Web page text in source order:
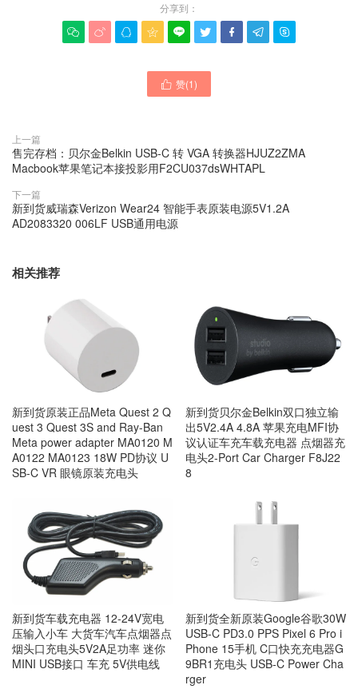
分享到：
        
 赞(1)
上一篇
售完存档：贝尔金Belkin USB-C 转 VGA 转换器HJUZ2ZMA
Macbook苹果笔记本接投影用F2CU037dsWHTAPL
下一篇
新到货威瑞森Verizon Wear24 智能手表原装电源5V1.2A
AD2083320 006LF USB通用电源
相关推荐
新到货原装正品Meta Quest 2 Q
uest 3 Quest 3S and Ray-Ban
Meta power adapter MA0120 M
A0122 MA0123 18W PD协议 U
SB-C VR 眼镜原装充电头
新到货贝尔金Belkin双口独立输
出5V2.4A 4.8A 苹果充电MFI协
议认证车充车载充电器 点烟器充
电头2-Port Car Charger F8J22
8
新到货车载充电器 12-24V宽电
压输入小车 大货车汽车点烟器点
烟头口充电头5V2A足功率 迷你
MINI USB接口 车充 5V供电线
新到货全新原装Google谷歌30W
USB-C PD3.0 PPS Pixel 6 Pro i
Phone 15手机 C口快充充电器G
9BR1充电头 USB-C Power Cha
rger